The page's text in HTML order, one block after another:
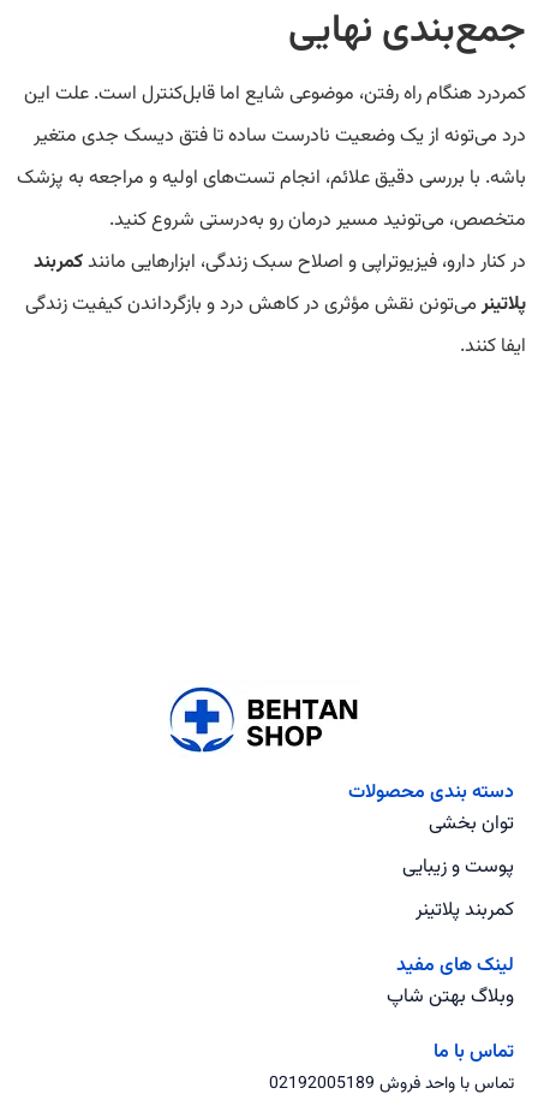
جمع‌بندی نهایی
کمردرد هنگام راه رفتن، موضوعی شایع اما قابل‌کنترل است. علت این
درد می‌تونه از یک وضعیت نادرست ساده تا فتق دیسک جدی متغیر
باشه. با بررسی دقیق علائم، انجام تست‌های اولیه و مراجعه به پزشک
متخصص، می‌تونید مسیر درمان رو به‌درستی شروع کنید.
در کنار دارو، فیزیوتراپی و اصلاح سبک زندگی، ابزارهایی مانندکمربند
پلاتینرمی‌تونن نقش مؤثری در کاهش درد و بازگرداندن کیفیت زندگی
ایفا کنند.
دسته بندی محصولات
توان بخشی
پوست و زیبایی
کمربند پلاتینر
لینک های مفید
وبلاگ بهتن شاپ
تماس با ما
تماس با واحد فروش 02192005189